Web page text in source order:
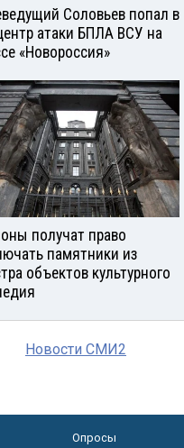
Соловьев попал в
атаки БПЛА ВСУ на
«Новороссия»
получат право
памятники из
объектов культурного
Новости СМИ2
Опросы